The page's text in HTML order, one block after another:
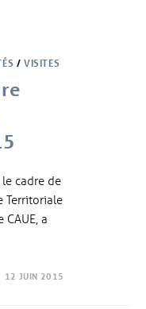
/VISITES
cadre de
Territoriale
CAUE, a
12 JUIN 2015